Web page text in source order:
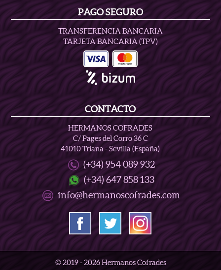
PAGO SEGURO
TRANSFERENCIA BANCARIA
TARJETA BANCARIA (TPV)
CONTACTO
HERMANOS COFRADES
C/ Pages del Corro 36 C
41010 Triana - Sevilla (España)
(+34) 954 089 932
(+34) 647 858 133
info@hermanoscofrades.com
© 2019 -2026 Hermanos Cofrades